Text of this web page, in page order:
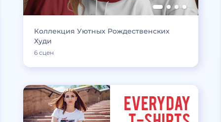
Коллекция Уютных Рождественских
Худи
6 сцен